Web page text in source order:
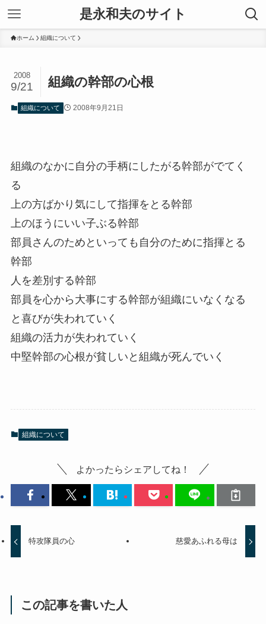
是永和夫のサイト
ホーム 組織について
組織の幹部の心根
2008
9/21
組織について 2008年9月21日
組織のなかに自分の手柄にしたがる幹部がでてく
る
上の方ばかり気にして指揮をとる幹部
上のほうにいい子ぶる幹部
部員さんのためといっても自分のために指揮とる
幹部
人を差別する幹部
部員を心から大事にする幹部が組織にいなくなる
と喜びが失われていく
組織の活力が失われていく
中堅幹部の心根が貧しいと組織が死んでいく
組織について
よかったらシェアしてね！
特攻隊員の心 慈愛あふれる母は
この記事を書いた人